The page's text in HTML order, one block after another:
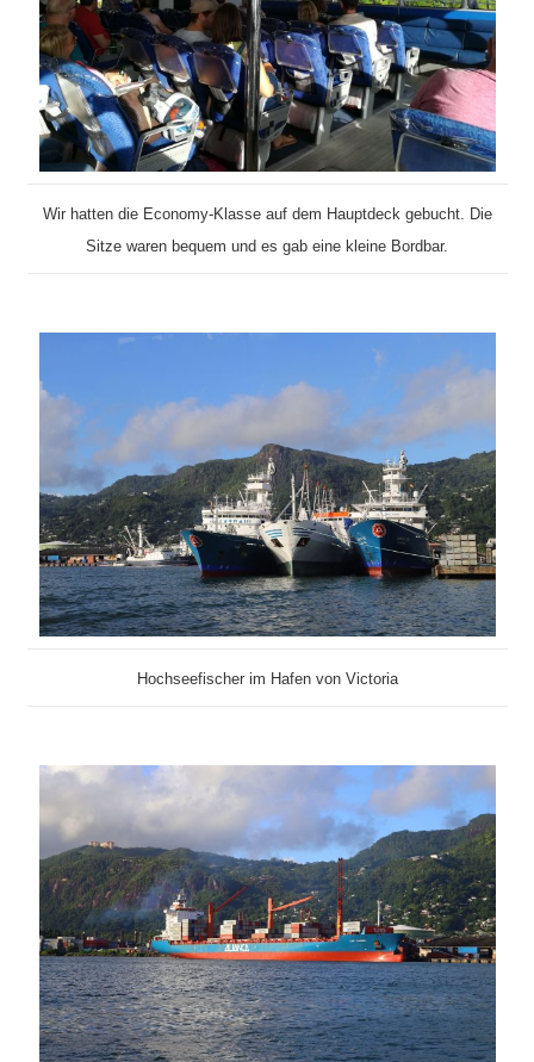
Wir hatten die Economy-Klasse auf dem Hauptdeck gebucht. Die
Sitze waren bequem und es gab eine kleine Bordbar.
Hochseefischer im Hafen von Victoria